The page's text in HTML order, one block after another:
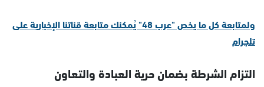
ولمتابعة كل ما يخص "عرب 48" يُمكنك متابعة قناتنا الإخبارية على
تلجرام
التزام الشرطة بضمان حرية العبادة والتعاون